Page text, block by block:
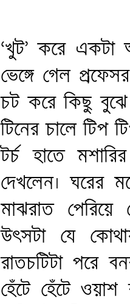
‘খুট’ করে
ভেঙ্গে গেল
চট করে কিছু বুঝে
টিনের চালে টিপ
টর্চ হাতে
দেখলেন। ঘরের
মাঝরাত
উৎসটা যে
রাতচটিটা পরে
হেঁটে হেঁটে